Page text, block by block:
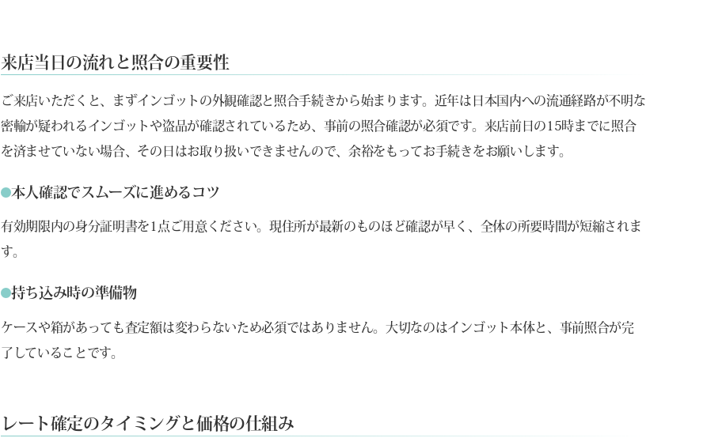
来店当日の流れと照合の重要性
ご来店いただくと、まずインゴットの外観確認と照合手続きから始まります。近年は日本国内への流通経路が不明な
密輸が疑われるインゴットや盗品が確認されているため、事前の照合確認が必須です。来店前日の15時までに照合
を済ませていない場合、その日はお取り扱いできませんので、余裕をもってお手続きをお願いします。
本人確認でスムーズに進めるコツ
有効期限内の身分証明書を1点ご用意ください。現住所が最新のものほど確認が早く、全体の所要時間が短縮されま
す。
持ち込み時の準備物
ケースや箱があっても査定額は変わらないため必須ではありません。大切なのはインゴット本体と、事前照合が完
了していることです。
レート確定のタイミングと価格の仕組み